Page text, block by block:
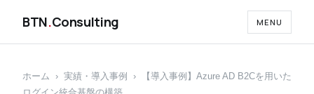
BTN.Consulting MENU
ホーム › 実績・導入事例 ›
【導入事例】Azure AD B2Cを用いた